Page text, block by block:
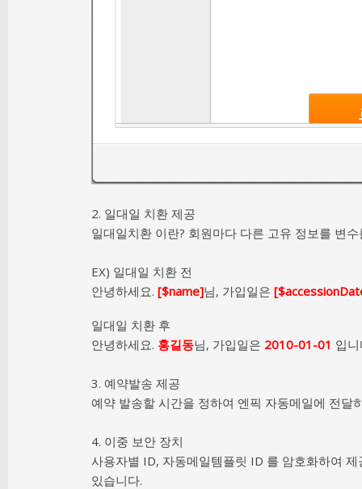
2. 일대일 치환 제공
일대일치환 이란? 회원마다 다른 고유 정보를 변
EX) 일대일 치환 전
안녕하세요. [$name]님, 가입일은
일대일 치환 후
안녕하세요. 홍길동님, 가입일은 2010-01-01 입
3. 예약발송 제공
예약 발송할 시간을 정하여 엔픽 자동메일에 전달
4. 이중 보안 장치
사용자별 ID, 자동메일템플릿 ID 를 암호화하여
있습니다.